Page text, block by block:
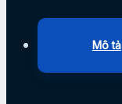
Mô tả